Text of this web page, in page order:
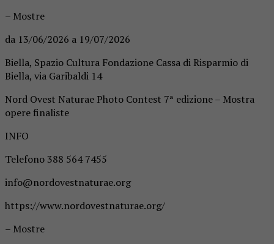
– Mostre
da 13/06/2026 a 19/07/2026
Biella, Spazio Cultura Fondazione Cassa di Risparmio di
Biella, via Garibaldi 14
Nord Ovest Naturae Photo Contest 7ª edizione – Mostra
opere finaliste
INFO
Telefono 388 564 7455
info@nordovestnaturae.org
https://www.nordovestnaturae.org/
– Mostre